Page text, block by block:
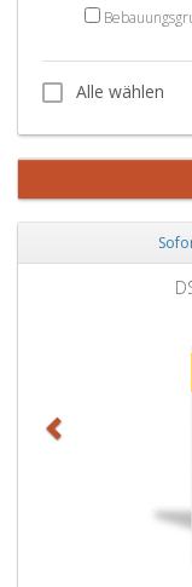
Alle wählen
Alle wählen